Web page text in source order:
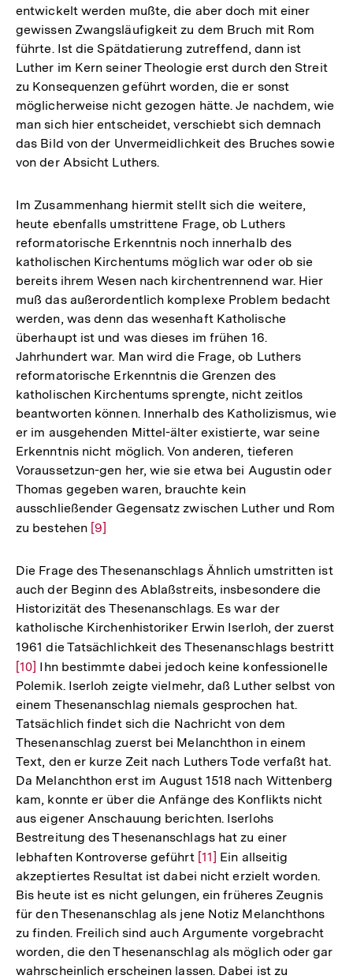
entwickelt werden mußte, die aber doch mit einer
gewissen Zwangsläufigkeit zu dem Bruch mit Rom
führte. Ist die Spätdatierung zutreffend, dann ist
Luther im Kern seiner Theologie erst durch den Streit
zu Konsequenzen geführt worden, die er sonst
möglicherweise nicht gezogen hätte. Je nachdem, wie
man sich hier entscheidet, verschiebt sich demnach
das Bild von der Unvermeidlichkeit des Bruches sowie
von der Absicht Luthers.
Im Zusammenhang hiermit stellt sich die weitere,
heute ebenfalls umstrittene Frage, ob Luthers
reformatorische Erkenntnis noch innerhalb des
katholischen Kirchentums möglich war oder ob sie
bereits ihrem Wesen nach kirchentrennend war. Hier
muß das außerordentlich komplexe Problem bedacht
werden, was denn das wesenhaft Katholische
überhaupt ist und was dieses im frühen 16.
Jahrhundert war. Man wird die Frage, ob Luthers
reformatorische Erkenntnis die Grenzen des
katholischen Kirchentums sprengte, nicht zeitlos
beantworten können. Innerhalb des Katholizismus, wie
er im ausgehenden Mittel-älter existierte, war seine
Erkenntnis nicht möglich. Von anderen, tieferen
Voraussetzun-gen her, wie sie etwa bei Augustin oder
Thomas gegeben waren, brauchte kein
ausschließender Gegensatz zwischen Luther und Rom
zu bestehen Zur
der
Fußnote
[9]
Die Frage des Thesenanschlags Ähnlich umstritten ist
auch der Beginn des Ablaßstreits, insbesondere die
Historizität des Thesenanschlags. Es war der
katholische Kirchenhistoriker Erwin Iserloh, der zuerst
1961 die Tatsächlichkeit des Thesenanschlags bestritt
[10] Ihn bestimmte dabei jedoch keine konfessionelle
Polemik. Iserloh zeigte vielmehr, daß Luther selbst von
einem Thesenanschlag niemals gesprochen hat.
Tatsächlich findet sich die Nachricht von dem
Thesenanschlag zuerst bei Melanchthon in einem
Text, den er kurze Zeit nach Luthers Tode verfaßt hat.
Da Melanchthon erst im August 1518 nach Wittenberg
kam, konnte er über die Anfänge des Konflikts nicht
aus eigener Anschauung berichten. Iserlohs
Bestreitung des Thesenanschlags hat zu einer
lebhaften Kontroverse geführt Zur
Auflösung
der
Fußnote
[11] Ein allseitig
akzeptiertes Resultat ist dabei nicht erzielt worden.
Bis heute ist es nicht gelungen, ein früheres Zeugnis
für den Thesenanschlag als jene Notiz Melanchthons
zu finden. Freilich sind auch Argumente vorgebracht
worden, die den Thesenanschlag als möglich oder gar
wahrscheinlich erscheinen lassen. Dabei ist zu